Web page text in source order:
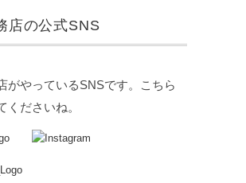
店の公式SNS
がやっているSNSです。こちら
くださいね。